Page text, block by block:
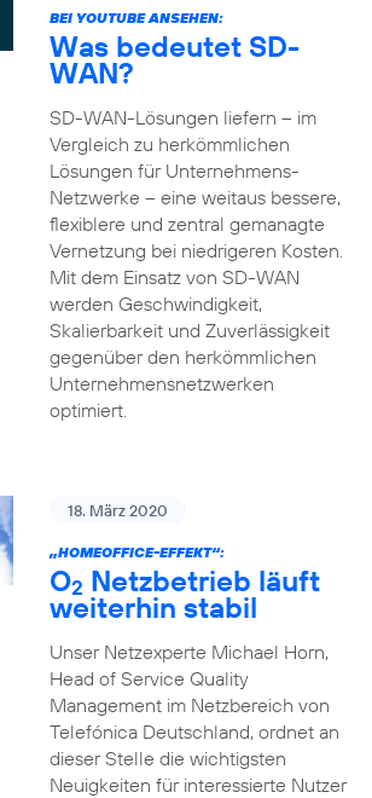
BEI YOUTUBE ANSEHEN:
Was bedeutet SD-
WAN?
SD-WAN-Lösungen liefern – im
Vergleich zu herkömmlichen
Lösungen für Unternehmens-
Netzwerke – eine weitaus bessere,
flexiblere und zentral gemanagte
Vernetzung bei niedrigeren Kosten.
Mit dem Einsatz von SD-WAN
werden Geschwindigkeit,
Skalierbarkeit und Zuverlässigkeit
gegenüber den herkömmlichen
Unternehmensnetzwerken
optimiert.
18. März 2020
„HOMEOFFICE-EFFEKT“:
O2 Netzbetrieb läuft
weiterhin stabil
Unser Netzexperte Michael Horn,
Head of Service Quality
Management im Netzbereich von
Telefónica Deutschland, ordnet an
dieser Stelle die wichtigsten
Neuigkeiten für interessierte Nutzer